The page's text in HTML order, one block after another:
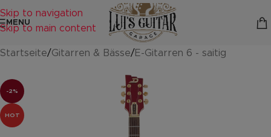
Skip to navigation
Skip to main content
MENU
Startseite/Gitarren & Bässe/E-Gitarren 6 - saitig
-2%
HOT